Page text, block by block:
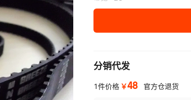
分销代发
1件价格 ￥48 官方仓退货